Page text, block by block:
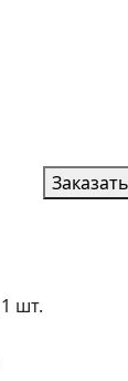
Заказать
1 шт.